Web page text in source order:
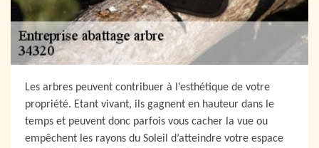
Les arbres peuvent contribuer à l’esthétique de votre
propriété. Etant vivant, ils gagnent en hauteur dans le
temps et peuvent donc parfois vous cacher la vue ou
empêchent les rayons du Soleil d’atteindre votre espace